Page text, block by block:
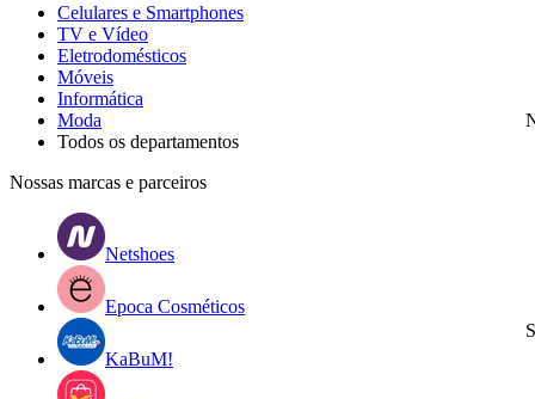
Celulares e Smartphones
TV e Vídeo
Eletrodomésticos
Móveis
Informática
Moda
Todos os departamentos
Nossas marcas e parceiros
Netshoes
Epoca Cosméticos
KaBuM!